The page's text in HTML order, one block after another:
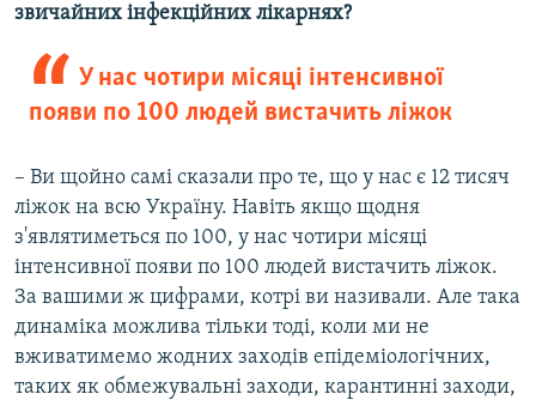
звичайних інфекційних лікарнях?
У нас чотири місяці інтенсивної
появи по 100 людей вистачить ліжок
– Ви щойно самі сказали про те, що у нас є 12 тисяч
ліжок на всю Україну. Навіть якщо щодня
з'являтиметься по 100, у нас чотири місяці
інтенсивної появи по 100 людей вистачить ліжок.
За вашими ж цифрами, котрі ви називали. Але така
динаміка можлива тільки тоді, коли ми не
вживатимемо жодних заходів епідеміологічних,
таких як обмежувальні заходи, карантинні заходи,